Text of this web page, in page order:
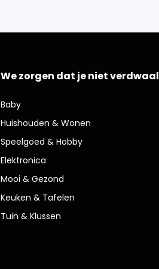
We zorgen dat je niet verdwaal
Baby
Huishouden & Wonen
Speelgoed & Hobby
Elektronica
Mooi & Gezond
Keuken & Tafelen
Tuin & Klussen